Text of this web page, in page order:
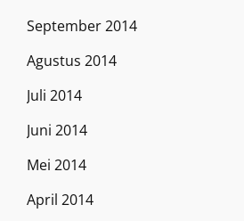
September 2014
Agustus 2014
Juli 2014
Juni 2014
Mei 2014
April 2014